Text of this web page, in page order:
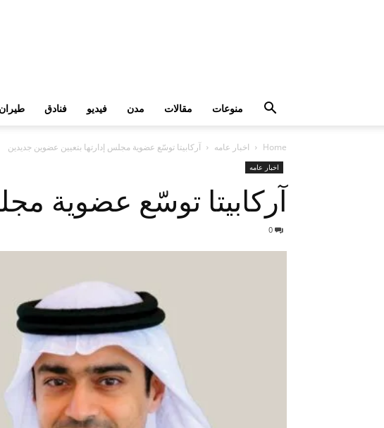
طيران فنادق فيديو مدن مقالات منوعات
Home اخبار عامه آركابيتا توسّع عضوية مجلس إدارتها بتعيين عضوين جديدين
اخبار عامه
آركابيتا توسّع عضوية